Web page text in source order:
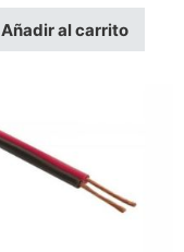
Añadir al carrito